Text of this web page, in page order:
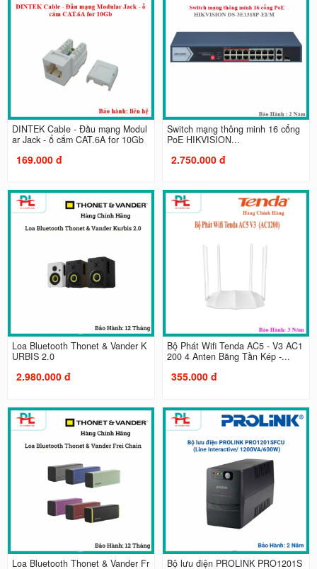
DINTEK Cable - Đầu mạng Modul
ar Jack - ổ cắm CAT.6A for 10Gb
169.000 đ
Switch mạng thông minh 16 cổng
PoE HIKVISION...
2.750.000 đ
Loa Bluetooth Thonet & Vander K
URBIS 2.0
2.980.000 đ
Bộ Phát Wifi Tenda AC5 - V3 AC1
200 4 Anten Băng Tần Kép -...
355.000 đ
Loa Bluetooth Thonet & Vander Fr
Bộ lưu điện PROLINK PRO1201S